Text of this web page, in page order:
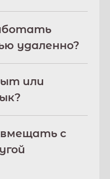
удаленно?
или
с